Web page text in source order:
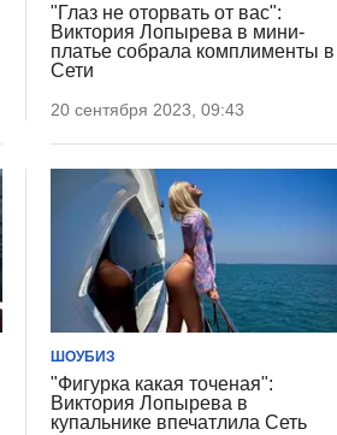
"Глаз не оторвать от вас":
Виктория Лопырева в мини-
платье собрала комплименты в
Сети
20 сентября 2023, 09:43
ШОУБИЗ
"Фигурка какая точеная":
Виктория Лопырева в
купальнике впечатлила Сеть